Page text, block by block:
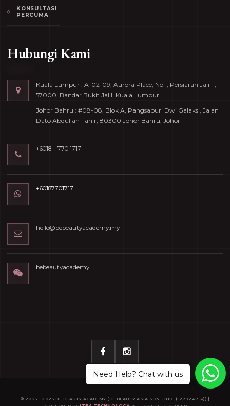
KONSULTASI
PERCUMA
Hubungi Kami
Kuala Lumpur : A-02-09, Aurora Place, No 1, Persiaran Jalil 1,
57000, Bandar Bukit Jalil, Kuala Lumpur
Johor Bahru : #08-08, Blok A, Pangsapuri Dwi Galaksi, Jalan
Dato Abdullah Tahir, 80300 Johor Bahru, Johor
+6018 – 770 1717
+60187701717
hello@bebeautyacademy.my
bebeautyacademy
© 2025 - 2026 BE BEAUTY ACADEMY (BE BEAUTY ASIA SDN. BHD. (1279247-P)) |
Need Help? Chat with us